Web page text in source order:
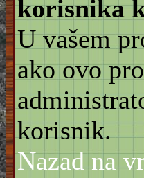
korisnika
U vašem
ako ovo
korisnik.
Nazad na